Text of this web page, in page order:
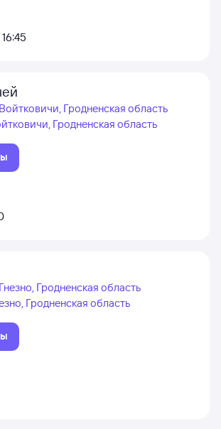
16:45
Гродненская область
Гродненская область
Гродненская область
Гродненская область